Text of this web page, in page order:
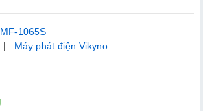
1065S
| Máy phát điện Vikyno